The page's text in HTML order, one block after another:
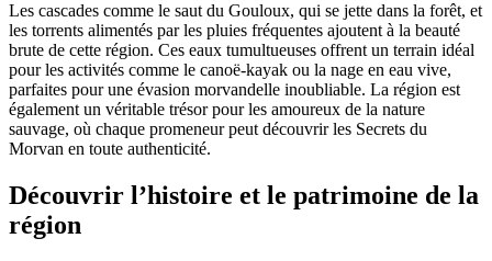
Les cascades comme le saut du Gouloux, qui se jette dans la forêt, et
les torrents alimentés par les pluies fréquentes ajoutent à la beauté
brute de cette région. Ces eaux tumultueuses offrent un terrain idéal
pour les activités comme le canoë-kayak ou la nage en eau vive,
parfaites pour une évasion morvandelle inoubliable. La région est
également un véritable trésor pour les amoureux de la nature
sauvage, où chaque promeneur peut découvrir les Secrets du
Morvan en toute authenticité.
Découvrir l’histoire et le patrimoine de la
région